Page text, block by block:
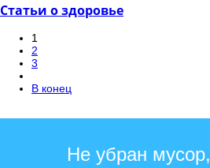
Статьи о здоровье
1
2
3
В конец
Не убран мусор,